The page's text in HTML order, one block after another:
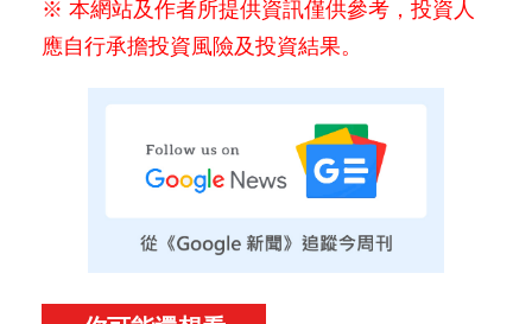
※ 本網站及作者所提供資訊僅供參考，投資人
應自行承擔投資風險及投資結果。